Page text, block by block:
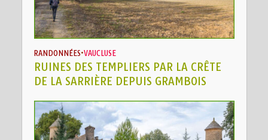
RANDONNÉES•VAUCLUSE
RUINES DES TEMPLIERS PAR LA CRÊTE
DE LA SARRIÈRE DEPUIS GRAMBOIS